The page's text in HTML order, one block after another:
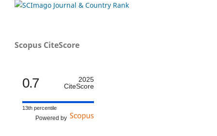
Scopus CiteScore
0.7
2025
CiteScore
13th percentile
Powered by